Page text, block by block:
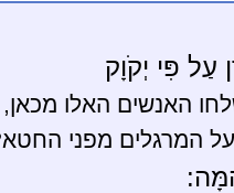
פִּי יְקֹוָק
האנשים האלו מכאן,
על המרגלים מפני